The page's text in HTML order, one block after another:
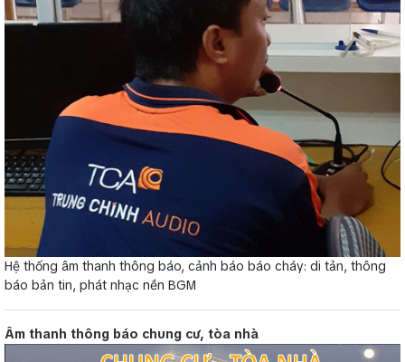
Hệ thống âm thanh thông báo, cảnh báo báo cháy: di tản, thông
báo bản tin, phát nhạc nền BGM
Âm thanh thông báo chung cư, tòa nhà